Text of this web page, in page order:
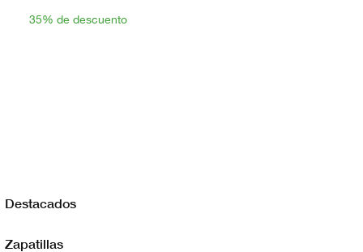
35% de descuento
Destacados
Zapatillas